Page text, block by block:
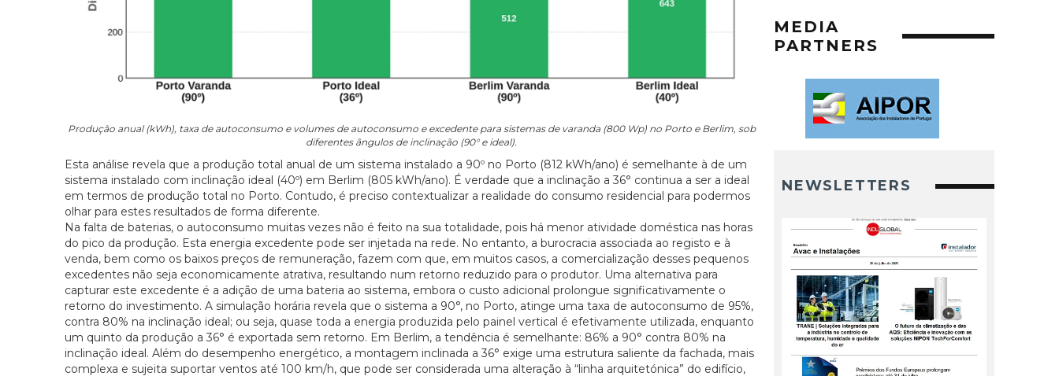
Produção anual (kWh), taxa de autoconsumo e volumes de autoconsumo e excedente para sistemas de varanda (800 Wp) no Porto e Berlim, sob
diferentes ângulos de inclinação (90° e ideal).
Esta análise revela que a produção total anual de um sistema instalado a 90º no Porto (812 kWh/ano) é semelhante à de um
sistema instalado com inclinação ideal (40º) em Berlim (805 kWh/ano). É verdade que a inclinação a 36° continua a ser a ideal
em termos de produção total no Porto. Contudo, é preciso contextualizar a realidade do consumo residencial para podermos
olhar para estes resultados de forma diferente.
Na falta de baterias, o autoconsumo muitas vezes não é feito na sua totalidade, pois há menor atividade doméstica nas horas
do pico da produção. Esta energia excedente pode ser injetada na rede. No entanto, a burocracia associada ao registo e à
venda, bem como os baixos preços de remuneração, fazem com que, em muitos casos, a comercialização desses pequenos
excedentes não seja economicamente atrativa, resultando num retorno reduzido para o produtor. Uma alternativa para
capturar este excedente é a adição de uma bateria ao sistema, embora o custo adicional prolongue significativamente o
retorno do investimento. A simulação horária revela que o sistema a 90°, no Porto, atinge uma taxa de autoconsumo de 95%,
contra 80% na inclinação ideal; ou seja, quase toda a energia produzida pelo painel vertical é efetivamente utilizada, enquanto
um quinto da produção a 36° é exportada sem retorno. Em Berlim, a tendência é semelhante: 86% a 90° contra 80% na
inclinação ideal. Além do desempenho energético, a montagem inclinada a 36° exige uma estrutura saliente da fachada, mais
complexa e sujeita suportar ventos até 100 km/h, que pode ser considerada uma alteração à “linha arquitetónica” do edifício,
MEDIA
PARTNERS
NEWSLETTERS